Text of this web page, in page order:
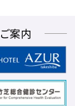
案内